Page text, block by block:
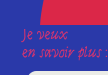
Je veux
en savoir plus :